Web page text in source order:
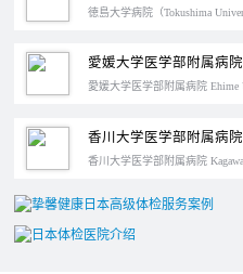
愛媛大学医学部附属病院
香川大学医学部附属病院